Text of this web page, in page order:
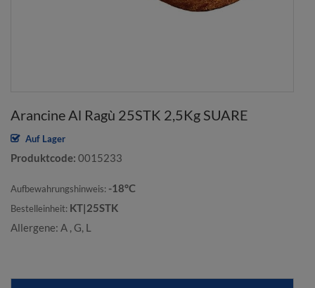
Arancine Al Ragù 25STK 2,5Kg SUARE
Auf Lager
Produktcode 0015233
Aufbewahrungshinweis: -18°C
Bestelleinheit: KT|25STK
Allergene: A , G, L